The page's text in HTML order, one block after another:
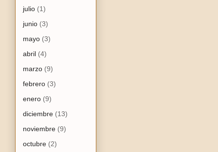
julio (1)
junio (3)
mayo (3)
abril (4)
marzo (9)
febrero (3)
enero (9)
diciembre (13)
noviembre (9)
octubre (2)